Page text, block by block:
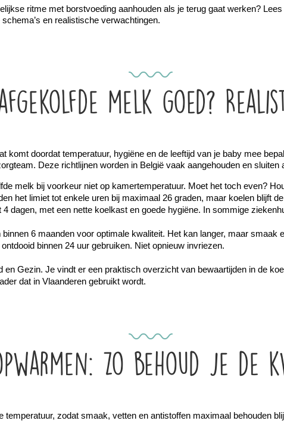
ritme met borstvoeding aanhouden als je terug gaat werken?
en realistische verwachtingen.
melk goed?
komt doordat temperatuur, hygiëne en de leeftijd van je baby mee
Deze richtlijnen worden in België vaak aangehouden en sluiten
melk bij voorkeur niet op kamertemperatuur. Moet het toch even?
het limiet tot enkele uren bij maximaal 26 graden, maar koelen blijft
dagen, met een nette koelkast en goede hygiëne. In sommige
6 maanden voor optimale kwaliteit. Het kan langer, maar smaak
binnen 24 uur gebruiken. Niet opnieuw invriezen.
Gezin. Je vindt er een praktisch overzicht van bewaartijden in de
dat in Vlaanderen gebruikt wordt.
zo behoud je de
zodat smaak, vetten en antistoffen maximaal behouden